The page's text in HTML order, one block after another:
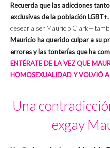
Recuerda que las adicciones
exclusivas de la población LGBT+.
desearía ser Mauricio Clark—
Mauricio ha querido culpar a su
errores y las tonterías que ha
ENTÉRATE DE LA VEZ QUE
HOMOSEXUALIDAD Y VOLVIÓ A
Una
exgay